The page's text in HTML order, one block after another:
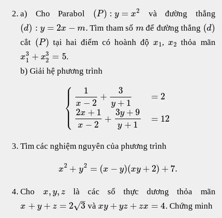
a) Cho Parabol (P) : y = x2 và đường thẳng
(d) : y = 2x − m. Tìm tham số mđể đường thẳng (d)
cắt (P) tại hai điểm có hoành độx1,x2 thỏa mãn
x3
1 + x3
2 = 5.
b) Giải hệ phương trình
⎧
⎩
⎨⎪
⎪
⎪
⎪
1
x − 2
+
3
y + 1
2x + 1
x − 2
+
3y + 9
y + 1
= 2
= 12
Tìm các nghiệm nguyên của phương trình
x2 + y2 = (x − y)(xy + 2) + 7.
Cho x, y, zlà các số thực dương thỏa mãn
x + y + z = 2 3
–
√ và xy + yz + zx = 4. Chứng minh